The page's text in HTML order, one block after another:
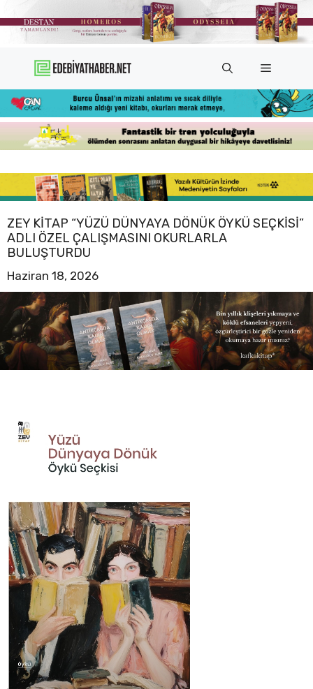
atla
Menü
ZEY KITAP “YÜZÜ DÜNYAYA DÖNÜK ÖYKÜ SEÇKISI”
ADLI ÖZEL ÇALIŞMASINI OKURLARLA
BULUŞTURDU
Haziran 18, 2026